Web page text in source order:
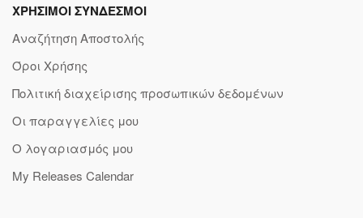
ΧΡΗΣΙΜΟΙ ΣΥΝΔΕΣΜΟΙ
Αναζήτηση Αποστολής
Όροι Χρήσης
Πολιτική διαχείρισης προσωπικών δεδομένων
Οι παραγγελίες μου
Ο λογαριασμός μου
My Releases Calendar